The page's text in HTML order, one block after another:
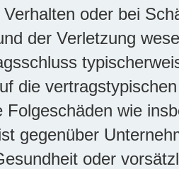
oder bei
der Verletzung
die
Folgeschäden wie
gegenüber
oder